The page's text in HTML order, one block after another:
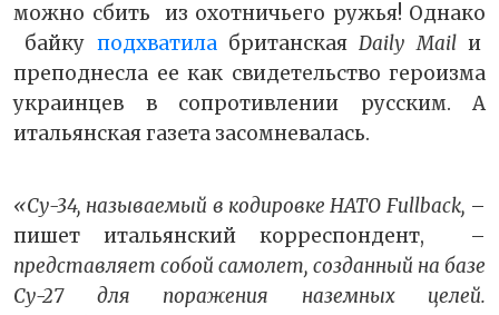
можно сбить из охотничьего ружья! Однако
байку подхватилабританскаяDailyMailи
преподнесла ее как свидетельство героизма
украинцев в сопротивлении русским. А
итальянская газета засомневалась.
«Су-34, называемый в кодировке НАТО Fullback, –
пишет итальянский корреспондент, –
представляет собой самолет, созданный на базе
Су-27 для поражения наземных целей.